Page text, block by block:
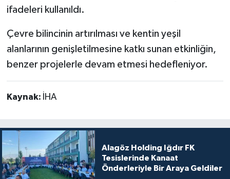
ifadeleri kullanıldı.
Çevre bilincinin artırılması ve kentin yeşil
alanlarının genişletilmesine katkı sunan etkinliğin,
benzer projelerle devam etmesi hedefleniyor.
Kaynak: İHA
Alagöz Holding Iğdır FK
Tesislerinde Kanaat
Önderleriyle Bir Araya Geldiler